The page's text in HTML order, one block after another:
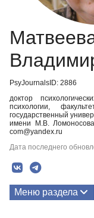
PsyJournalsID: 2886
доктор
психологии,
государственный
имени М.В.
com@yandex.ru
Дата последнего
Меню раздела